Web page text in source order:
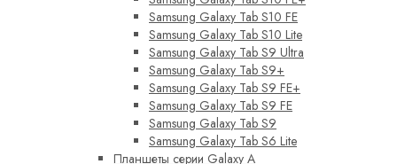
Samsung Galaxy Tab S10 FE
Samsung Galaxy Tab S10 Lite
Samsung Galaxy Tab S9 Ultra
Samsung Galaxy Tab S9+
Samsung Galaxy Tab S9 FE+
Samsung Galaxy Tab S9 FE
Samsung Galaxy Tab S9
Samsung Galaxy Tab S6 Lite
Планшеты серии Galaxy A